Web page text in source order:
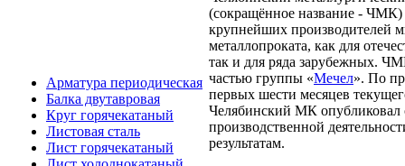
Арматура периодическая
Балка двутавровая
Круг горячекатаный
Листовая сталь
Лист горячекатаный
(сокращённое название - ЧМК)
крупнейших производителей
металлопроката, как для
так и для ряда зарубежных.
частью группы «Мечел». По
первых шести месяцев
Челябинский МК опубликовал
производственной
результатам.